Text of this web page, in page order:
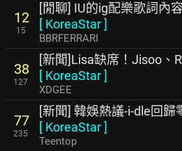
12
15
[閒聊] IU的ig配樂歌詞內
[ KoreaStar]
BBRFERRARI
38
127
[新聞]Lisa缺席！Jisoo、
[ KoreaStar]
XDGEE
77
235
[新聞] 韓娛熱議-i-dle回歸
[ KoreaStar]
Teentop